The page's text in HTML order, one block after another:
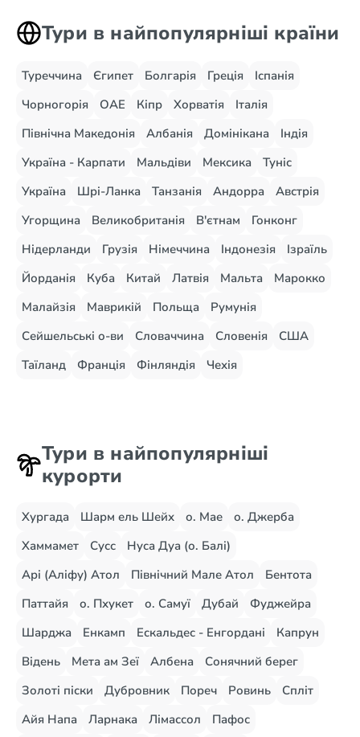
Тури в найпопулярніші країни
Туреччина Єгипет Болгарія Греція
Іспанія
Чорногорія
ОАЕ Кіпр Хорватія
Італія
Північна Македонія
Албанія Домінікана
Індія
Україна - Карпати
Мальдіви Мексика
Туніс
Україна
Шрі-Ланка Танзанія Андорра
Австрія
Угорщина
Великобританія В'єтнам
Гонконг
Нідерланди
Грузія Німеччина Індонезія
Ізраїль
Йорданія
Куба Китай Латвія Мальта
Марокко
Малайзія
Маврикій Польща
Румунія
Сейшельські о-ви
Словаччина Словенія
США
Таїланд
Франція Фінляндія Чехія
Тури в найпопулярніші
курорти
Хургада Шарм ель Шейх о. Мае
о. Джерба
Хаммамет
Сусс
Нуса Дуа (о. Балі)
Арі (Аліфу) Атол
Північний Мале Атол
Бентота
Паттайя
о. Пхукет о. Самуї Дубай
Фуджейра
Шарджа
Енкамп Ескальдес - Енгордані
Капрун
Відень
Мета ам Зеї Албена
Сонячний берег
Золоті піски
Дубровник Пореч Ровинь
Спліт
Айя Напа
Ларнака Лімассол
Пафос